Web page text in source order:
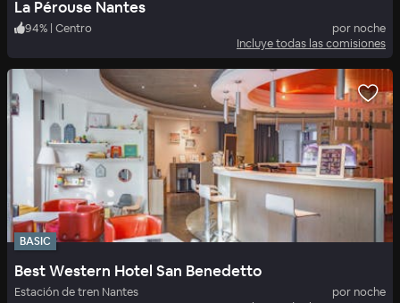
La Pérouse Nantes
94% | Centro
por noche
Incluye todas las comisiones
BASIC
Best Western Hotel San Benedetto
Estación de tren Nantes
por noche